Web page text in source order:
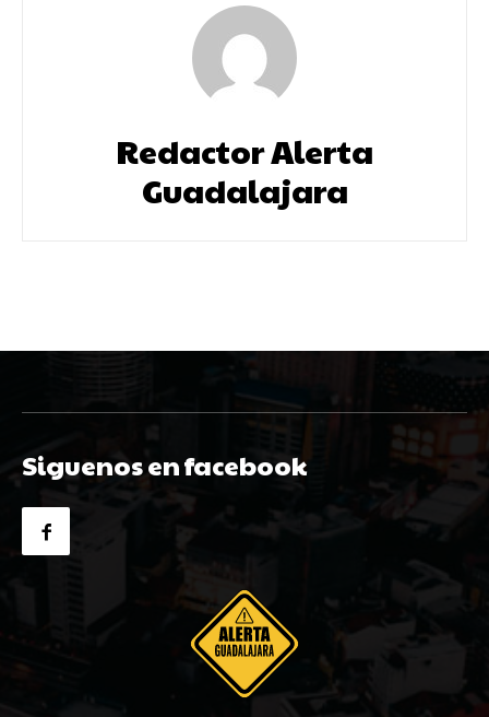
Redactor Alerta
Guadalajara
Siguenos en facebook